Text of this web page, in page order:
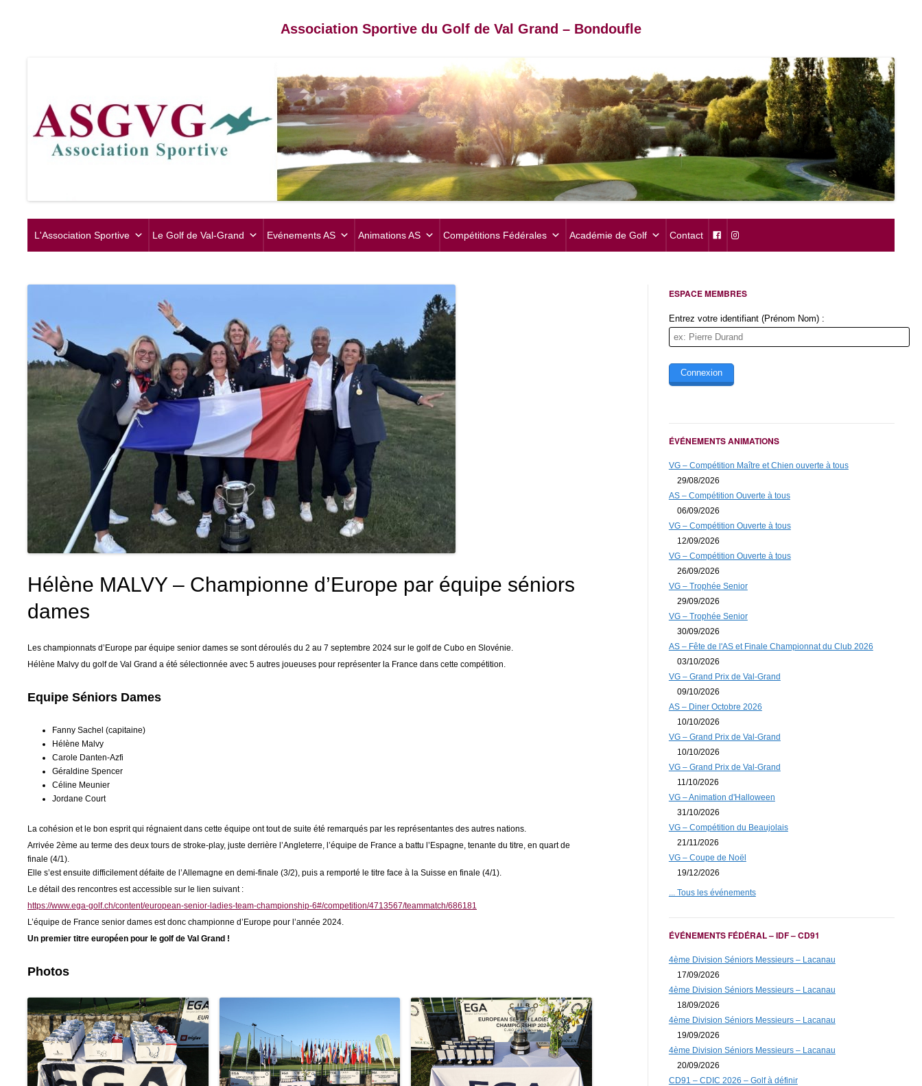
Association Sportive du Golf de Val Grand – Bondoufle
contenu
L'Association Sportive Le Golf de Val-Grand Evénements AS Animations AS Compétitions Fédérales Académie de Golf Contact
Hélène MALVY – Championne d’Europe par équipe séniors
dames
Les championnats d’Europe par équipe senior dames se sont déroulés du 2 au 7 septembre 2024 sur le golf de Cubo en Slovénie.
Hélène Malvy du golf de Val Grand a été sélectionnée avec 5 autres joueuses pour représenter la France dans cette compétition.
Equipe Séniors Dames
Fanny Sachel (capitaine)
Hélène Malvy
Carole Danten-Azfi
Géraldine Spencer
Céline Meunier
Jordane Court
La cohésion et le bon esprit qui régnaient dans cette équipe ont tout de suite été remarqués par les représentantes des autres nations.
Arrivée 2ème au terme des deux tours de stroke-play, juste derrière l’Angleterre, l’équipe de France a battu l’Espagne, tenante du titre, en quart de
finale (4/1).
Elle s’est ensuite difficilement défaite de l’Allemagne en demi-finale (3/2), puis a remporté le titre face à la Suisse en finale (4/1).
Le détail des rencontres est accessible sur le lien suivant :
https://www.ega-golf.ch/content/european-senior-ladies-team-championship-6#/competition/4713567/teammatch/686181
L’équipe de France senior dames est donc championne d’Europe pour l’année 2024.
Un premier titre européen pour le golf de Val Grand !
Photos
ESPACE MEMBRES
Entrez votre identifiant (Prénom Nom) :
ÉVÉNEMENTS ANIMATIONS
VG – Compétition Maître et Chien ouverte à tous
29/08/2026
AS – Compétition Ouverte à tous
06/09/2026
VG – Compétition Ouverte à tous
12/09/2026
VG – Compétition Ouverte à tous
26/09/2026
VG – Trophée Senior
29/09/2026
VG – Trophée Senior
30/09/2026
AS – Fête de l'AS et Finale Championnat du Club 2026
03/10/2026
VG – Grand Prix de Val-Grand
09/10/2026
AS – Diner Octobre 2026
10/10/2026
VG – Grand Prix de Val-Grand
10/10/2026
VG – Grand Prix de Val-Grand
11/10/2026
VG – Animation d'Halloween
31/10/2026
VG – Compétition du Beaujolais
21/11/2026
VG – Coupe de Noël
19/12/2026
... Tous les événements
ÉVÉNEMENTS FÉDÉRAL – IDF – CD91
4ème Division Séniors Messieurs – Lacanau
17/09/2026
4ème Division Séniors Messieurs – Lacanau
18/09/2026
4ème Division Séniors Messieurs – Lacanau
19/09/2026
4ème Division Séniors Messieurs – Lacanau
20/09/2026
CD91 – CDIC 2026 – Golf à définir